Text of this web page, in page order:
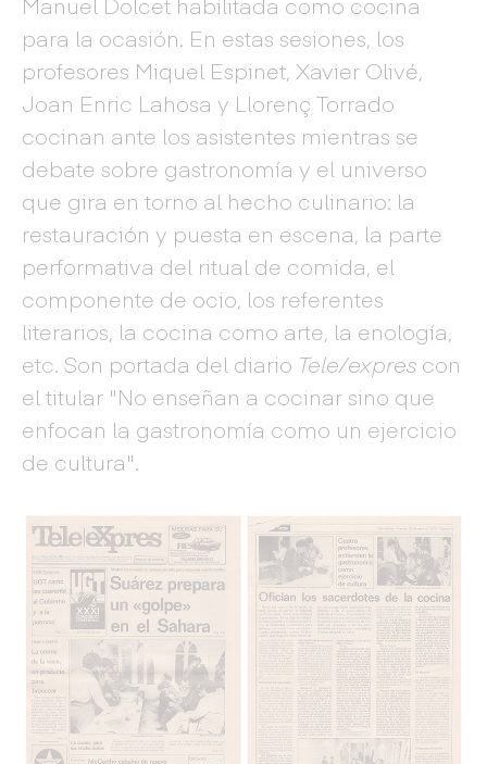
para la ocasión. En estas sesiones, los
profesores Miquel Espinet, Xavier Olivé,
Joan Enric Lahosa y Llorenç Torrado
cocinan ante los asistentes mientras se
debate sobre gastronomía y el universo
que gira en torno al hecho culinario: la
restauración y puesta en escena, la parte
performativa del ritual de comida, el
componente de ocio, los referentes
literarios, la cocina como arte, la enología,
etc. Son portada del diario Tele/expres con
el titular "No enseñan a cocinar sino que
enfocan la gastronomía como un ejercicio
de cultura".